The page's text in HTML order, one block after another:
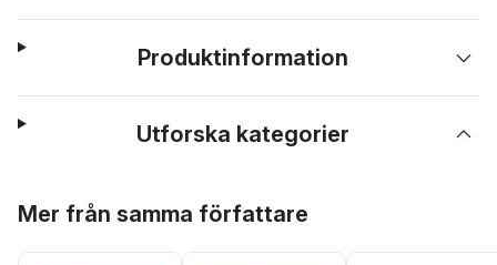
Produktinformation
Utforska kategorier
Mer från samma författare